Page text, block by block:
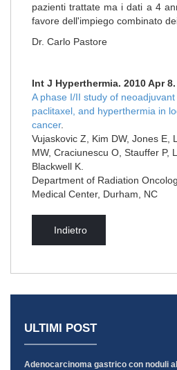
pazienti trattate ma i dati a 4
favore dell'impiego combinato
Dr. Carlo Pastore
Int J Hyperthermia. 2010 Apr
A phase I/II study of
paclitaxel, and hyperthermia in
cancer.
Vujaskovic Z, Kim DW, Jones E,
MW, Craciunescu O, Stauffer P,
Blackwell K.
Department of Radiation
Medical Center, Durham, NC
Indietro
ULTIMI POST
Adenocarcinoma gastrico con noduli